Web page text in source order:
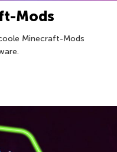
Mods
Minecraft-Mods